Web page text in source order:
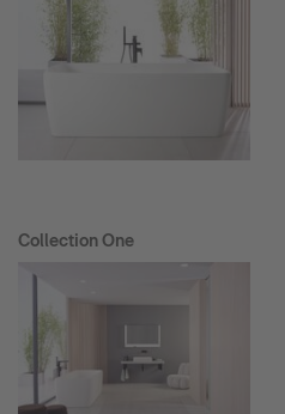
Collection One